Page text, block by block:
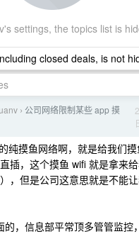
settings, the topics list is
closed deals, is not
› 公司网络限制某些 app 摸
纯摸鱼网络啊，就是给我们
插，这个摸鱼 wifi 就是拿来
，但是公司这意思就是不能
，信息部平常顶多管管监控